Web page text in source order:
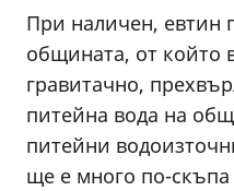
При наличен, евтин
общината, от който
гравитачно,
питейна вода на
питейни
ще е много по-скъпа